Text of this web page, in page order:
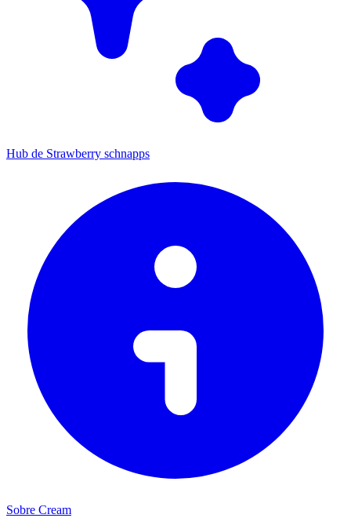
Hub de Strawberry schnapps
Sobre Cream